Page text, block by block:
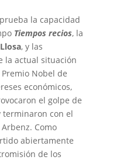
la capacidad
Tiempos recios, la
, y las
la actual situación
Nobel de
económicos,
el golpe de
terminaron con el
Como
abiertamente
de los